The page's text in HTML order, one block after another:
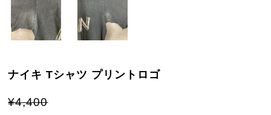
ナイキ Tシャツ プリントロゴ
¥4,400